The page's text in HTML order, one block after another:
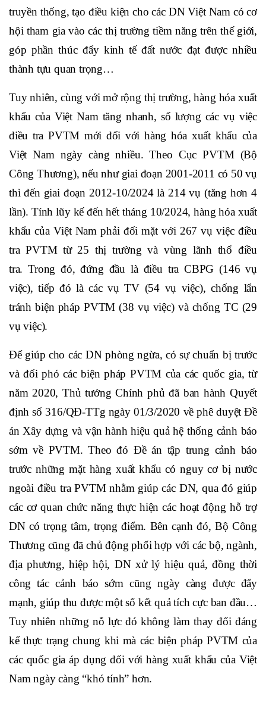
truyền thống, tạo điều kiện cho các DN Việt Nam có cơ
hội tham gia vào các thị trường tiềm năng trên thế giới,
góp phần thúc đẩy kinh tế đất nước đạt được nhiều
thành tựu quan trọng…
Tuy nhiên, cùng với mở rộng thị trường, hàng hóa xuất
khẩu của Việt Nam tăng nhanh, số lượng các vụ việc
điều tra PVTM mới đối với hàng hóa xuất khẩu của
Việt Nam ngày càng nhiều.Theo Cục PVTM (Bộ
Công Thương), nếu như giai đoạn 2001-2011 có 50 vụ
thì đến giai đoạn 2012-10/2024 là 214 vụ (tăng hơn 4
lần). Tính lũy kếđến hết tháng 10/2024, hàng hóa xuất
khẩu của Việt Nam phải đối mặt với 267 vụ việc điều
tra PVTMtừ 25 thị trường và vùng lãnh thổ điều
tra. Trong đó, đứng đầu là điều tra CBPG (146 vụ
việc), tiếp đó là các vụ TV (54 vụ việc), chống lẩn
tránh biện pháp PVTM (38 vụ việc) và chống TC (29
vụ việc).
Để giúp cho các DN phòng ngừa, có sự chuẩn bị trước
và đối phó các biện pháp PVTM của các quốc gia, từ
năm 2020, Thủ tướng Chính phủ đã ban hành Quyết
định số 316/QĐ-TTg ngày 01/3/2020 về phê duyệt Đề
án Xây dựng và vận hành hiệu quả hệ thống cảnh báo
sớm về PVTM. Theo đó Đề án tập trung cảnh báo
trước những mặt hàng xuất khẩu có nguy cơ bị nước
ngoài điều tra PVTM nhằm giúp các DN, qua đó giúp
các cơ quan chức năng thực hiện các hoạt động hỗ trợ
DN có trọng tâm, trọng điểm. Bên cạnh đó, Bộ Công
Thương cũng đã chủ động phối hợp với các bộ, ngành,
địa phương, hiệp hội, DN xử lý hiệu quả, đồng thời
công tác cảnh báo sớm cũng ngày càng được đẩy
mạnh, giúp thu được một số kết quả tích cực ban đầu…
Tuy nhiên những nỗ lực đó không làm thay đổi đáng
kể thực trạng chung khi mà các biện pháp PVTM của
các quốc gia áp dụng đối với hàng xuất khẩu của Việt
Nam ngày càng “khó tính” hơn.